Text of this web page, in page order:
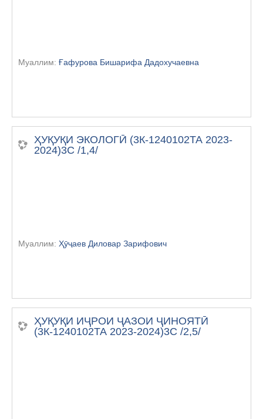
Муаллим: Ғафурова Бишарифа Дадохучаевна
ҲУҚУҚИ ЭКОЛОГӢ (3К-1240102ТА 2023-
2024)3С /1,4/
Муаллим: Ҳӯҷаев Диловар Зарифович
ҲУҚУҚИ ИҶРОИ ҶАЗОИ ҶИНОЯТӢ
(3К-1240102ТА 2023-2024)3С /2,5/